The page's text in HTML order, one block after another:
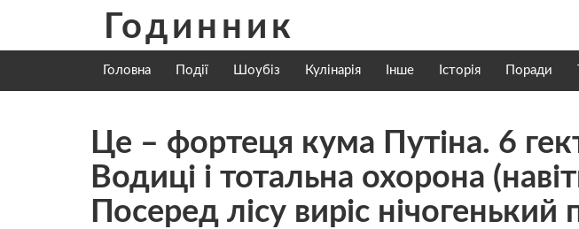
content
Годинник
Головна Події Шоубіз Кулінарія Інше Історія Поради
Це – фортеця кума Путіна. 6
Водиці і тотальна охорона
Посеред лісу виріс